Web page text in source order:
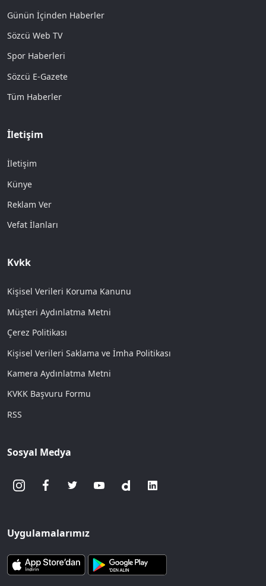
Günün İçinden Haberler
Sözcü Web TV
Spor Haberleri
Sözcü E-Gazete
Tüm Haberler
İletişim
İletişim
Künye
Reklam Ver
Vefat İlanları
Kvkk
Kişisel Verileri Koruma Kanunu
Müşteri Aydınlatma Metni
Çerez Politikası
Kişisel Verileri Saklama ve İmha Politikası
Kamera Aydınlatma Metni
KVKK Başvuru Formu
RSS
Sosyal Medya
Uygulamalarımız